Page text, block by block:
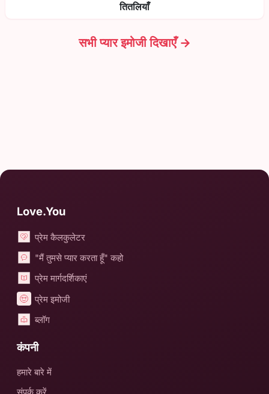
तितलियाँ
सभी प्यार इमोजी दिखाएँ →
Love.You
प्रेम कैलकुलेटर
"मैं तुमसे प्यार करता हूँ" कहो
प्रेम मार्गदर्शिकाएं
प्रेम इमोजी
ब्लॉग
कंपनी
हमारे बारे में